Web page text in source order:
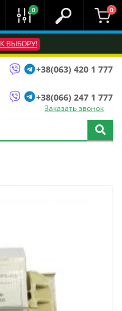
К ВЫБОРУ!
0 0
+38(063) 420 1 777
+38(066) 247 1 777
Заказать звонок